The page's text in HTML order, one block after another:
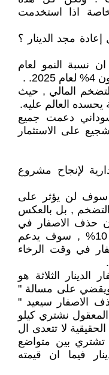
اذا استخدمت
مجد الدينار ؟
نسبة النمو لعام
المالي , حيث
دعمت جميع
على الاستثمار
لإنجاح مشروع
سوف لن يؤثر على
التضخم , بل بالعكس
حذف الاصفار في
زمن انخفاض التضخم , اقل من 10% , سوف يدعم
في وقت الرخاء
الثلاثة هو
, ويقضي على مسالة "
الاصفار سيعيد "
المعقول نشتري كيلو
الحقيقية لا تتعدى ال
تشتري بين متواضع
بمبلغ 500,000,000 دينار فيما ان قيمته